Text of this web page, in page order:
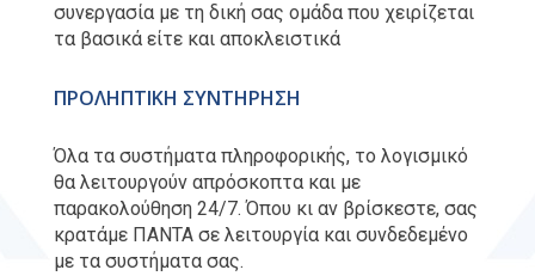
συνεργασία με τη δική σας ομάδα που χειρίζεται
τα βασικά είτε και αποκλειστικά
ΠΡΟΛΗΠΤΙΚΗ ΣΥΝΤΗΡΗΣΗ
Όλα τα συστήματα πληροφορικής, το λογισμικό
θα λειτουργούν απρόσκοπτα και με
παρακολούθηση 24/7. Όπου κι αν βρίσκεστε, σας
κρατάμε ΠΑΝΤΑ σε λειτουργία και συνδεδεμένο
με τα συστήματα σας.